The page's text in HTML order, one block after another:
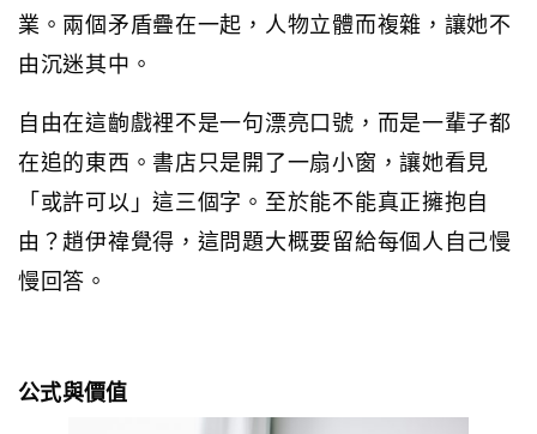
業。兩個矛盾疊在一起，人物立體而複雜，讓她不
由沉迷其中。
自由在這齣戲裡不是一句漂亮口號，而是一輩子都
在追的東西。書店只是開了一扇小窗，讓她看見
「或許可以」這三個字。至於能不能真正擁抱自
由？趙伊禕覺得，這問題大概要留給每個人自己慢
慢回答。
公式與價值